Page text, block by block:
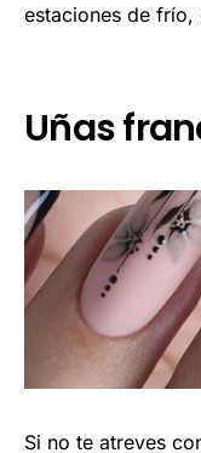
estaciones de
Uñas
Si no te atreves